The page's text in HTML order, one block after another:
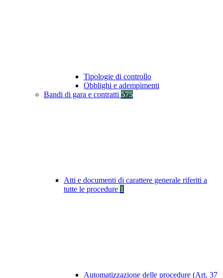
Tipologie di controllo
Obblighi e adempimenti
Bandi di gara e contratti 575
Atti e documenti di carattere generale riferiti a
tutte le procedure 1
Automatizzazione delle procedure (Art. 37